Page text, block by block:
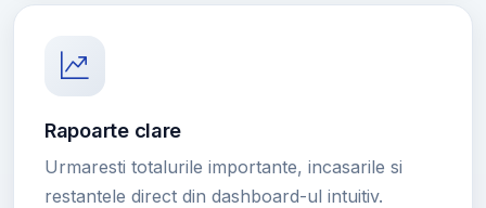
Rapoarte clare
Urmaresti totalurile importante, incasarile si
restantele direct din dashboard-ul intuitiv.